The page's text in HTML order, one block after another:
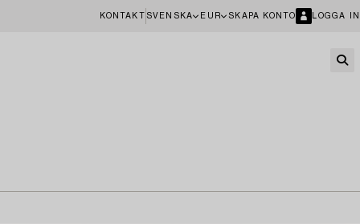
KONTAKT SVENSKA EUR SKAPA KONTO LOGGA IN